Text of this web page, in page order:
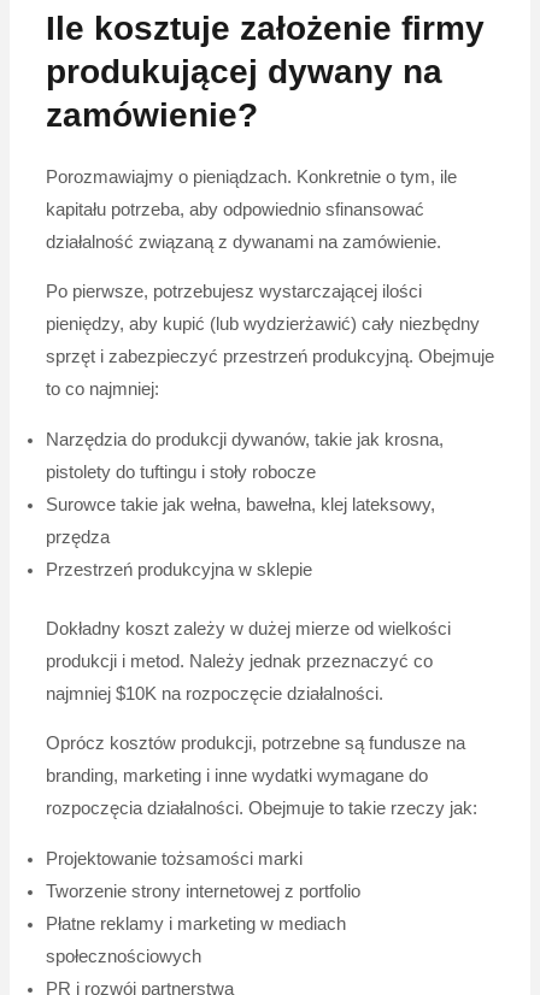
Ile kosztuje założenie firmy
produkującej dywany na
zamówienie?
Porozmawiajmy o pieniądzach. Konkretnie o tym, ile
kapitału potrzeba, aby odpowiednio sfinansować
działalność związaną z dywanami na zamówienie.
Po pierwsze, potrzebujesz wystarczającej ilości
pieniędzy, aby kupić (lub wydzierżawić) cały niezbędny
sprzęt i zabezpieczyć przestrzeń produkcyjną. Obejmuje
to co najmniej:
Narzędzia do produkcji dywanów, takie jak krosna,
pistolety do tuftingu i stoły robocze
Surowce takie jak wełna, bawełna, klej lateksowy,
przędza
Przestrzeń produkcyjna w sklepie
Dokładny koszt zależy w dużej mierze od wielkości
produkcji i metod. Należy jednak przeznaczyć co
najmniej $10K na rozpoczęcie działalności.
Oprócz kosztów produkcji, potrzebne są fundusze na
branding, marketing i inne wydatki wymagane do
rozpoczęcia działalności. Obejmuje to takie rzeczy jak:
Projektowanie tożsamości marki
Tworzenie strony internetowej z portfolio
Płatne reklamy i marketing w mediach
społecznościowych
PR i rozwój partnerstwa